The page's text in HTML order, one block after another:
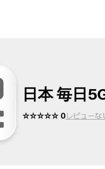
日本 毎日
☆☆☆☆☆ 0 レビューな